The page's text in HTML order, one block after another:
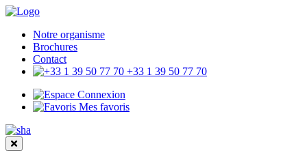
Notre organisme
Brochures
Contact
+33 1 39 50 77 70
Connexion
Mes favoris